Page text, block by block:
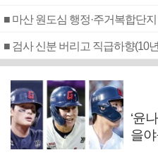
■ 마산 원도심 행정·주거복합단
‘윤
을